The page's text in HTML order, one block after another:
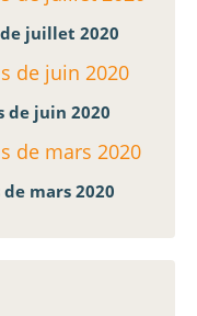
juillet 2020
de juin 2020
mars 2020